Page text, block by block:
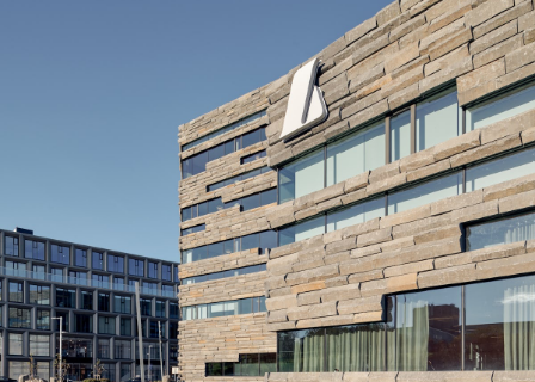
millibankavexti í sænskum krónum.